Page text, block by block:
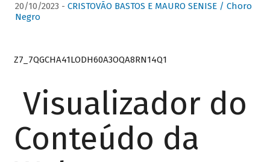
20/10/2023 - CRISTOVÃO BASTOS E MAURO SENISE / Choro
Negro
Z7_7QGCHA41LODH60A3OQA8RN14Q1
Visualizador do
Conteúdo da